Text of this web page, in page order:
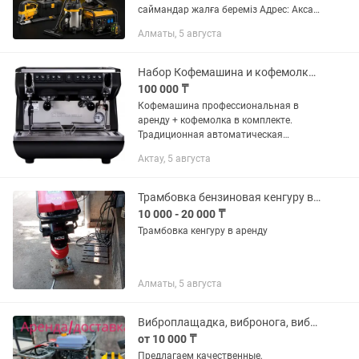
саймандар жалға береміз Адрес: Аксай
удобно, недорого! В чистом и рабочем
Алматы, 5 августа
Набор Кофемашина и кофемолка профессиональные в аренду. Кофейни и рестораны
100 000 ₸
Кофемашина профессиональная в
аренду + кофемолка в комплекте.
Традиционная автоматическая
Compact 2 Gr V, с подключением к
Актау, 5 августа
Трамбовка бензиновая кенгуру в аренду
10 000 - 20 000 ₸
Трамбовка кенгуру в аренду
Алматы, 5 августа
Виброплащадка, вибронога, виброплита,трамбовка,кенгуру
от 10 000 ₸
Предлагаем качественные,